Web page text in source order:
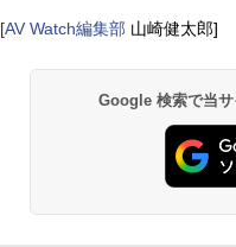
[AV Watch編集部 山崎健太郎]
Google 検索で当サ